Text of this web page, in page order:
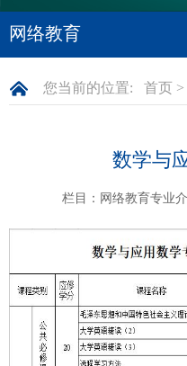
网络教育
您当前的位置: 首页>
数学与
栏目：网络教育专业